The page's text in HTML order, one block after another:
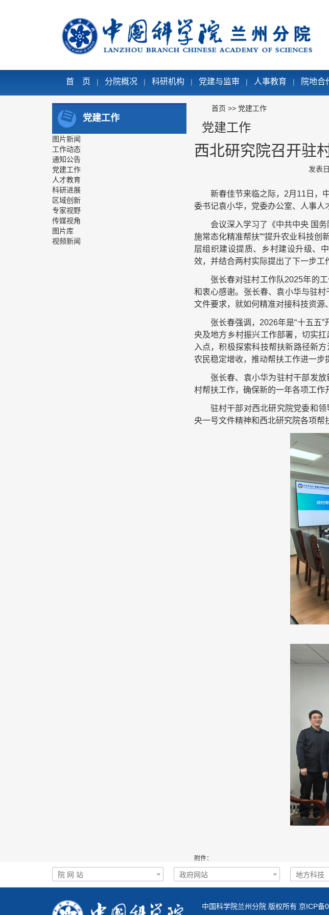
首 页 | 分院概况 | 科研机构 | 党建与监审 | 人事教育 | 院地合
党建工作
图片新闻
工作动态
通知公告
党建工作
人才教育
科研进展
区域创新
专家视野
传媒视角
图片库
视频新闻
首页 >> 党建工作
党建工作
西北研究院召开驻
发表
新春佳节来临之际，2月11日，
委书记袁小华，党委办公室、人事人
会议深入学习了《中共中央 国
施常态化精准帮扶”“提升农业科技创
层组织建设提质、乡村建设升级、
效，并结合两村实际提出了下一步工
张长春对驻村工作队2025年的
和衷心感谢。张长春、袁小华与驻
文件要求，就如何精准对接科技资源
张长春强调，2026年是“十五五
央及地方乡村振兴工作部署，切实
入点，积极探索科技帮扶新路径新
农民稳定增收，推动帮扶工作进一步
张长春、袁小华为驻村干部发
村帮扶工作，确保新的一年各项工作
驻村干部对西北研究院党委和
央一号文件精神和西北研究院各项帮
附件：
中国科学院兰州分院 版权所有 京ICP备